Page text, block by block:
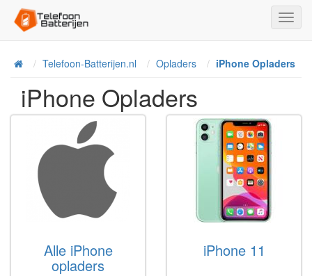
HomeTelefoon-Batterijen.nl Opladers iPhone Opladers
iPhone Opladers
Alle iPhone
opladers
iPhone 11